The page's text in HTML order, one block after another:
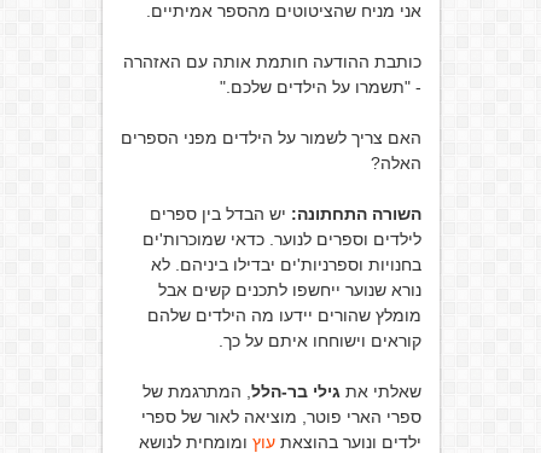
אני מניח שהציטוטים מהספר אמיתיים.
כותבת ההודעה חותמת אותה עם האזהרה
- "תשמרו על הילדים שלכם."
האם צריך לשמור על הילדים מפני הספרים
האלה?
השורה התחתונה: יש הבדל בין ספרים
לילדים וספרים לנוער. כדאי שמוכרות'ים
בחנויות וספרניות'ים יבדילו ביניהם. לא
נורא שנוער ייחשפו לתכנים קשים אבל
מומלץ שהורים יידעו מה הילדים שלהם
קוראים וישוחחו איתם על כך.
שאלתי את גילי בר-הלל , המתרגמת של
ספרי הארי פוטר, מוציאה לאור של ספרי
ילדים ונוער בהוצאתעוץ ומומחית לנושא